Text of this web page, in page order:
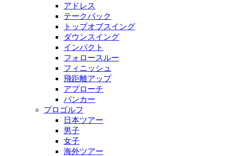
アドレス
テークバック
トップオブスイング
ダウンスイング
インパクト
フォロースルー
フィニッシュ
飛距離アップ
アプローチ
バンカー
プロゴルフ
日本ツアー
男子
女子
海外ツアー